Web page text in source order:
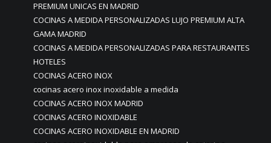
PREMIUM UNICAS EN MADRID
COCINAS A MEDIDA PERSONALIZADAS LUJO PREMIUM ALTA
GAMA MADRID
COCINAS A MEDIDA PERSONALIZADAS PARA RESTAURANTES
HOTELES
COCINAS ACERO INOX
cocinas acero inox inoxidable a medida
COCINAS ACERO INOX MADRID
COCINAS ACERO INOXIDABLE
COCINAS ACERO INOXIDABLE EN MADRID